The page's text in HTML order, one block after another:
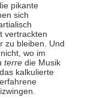
pikante
sich
vertrackten
zu bleiben. Und
wo im
terredie Musik
kalkulierte